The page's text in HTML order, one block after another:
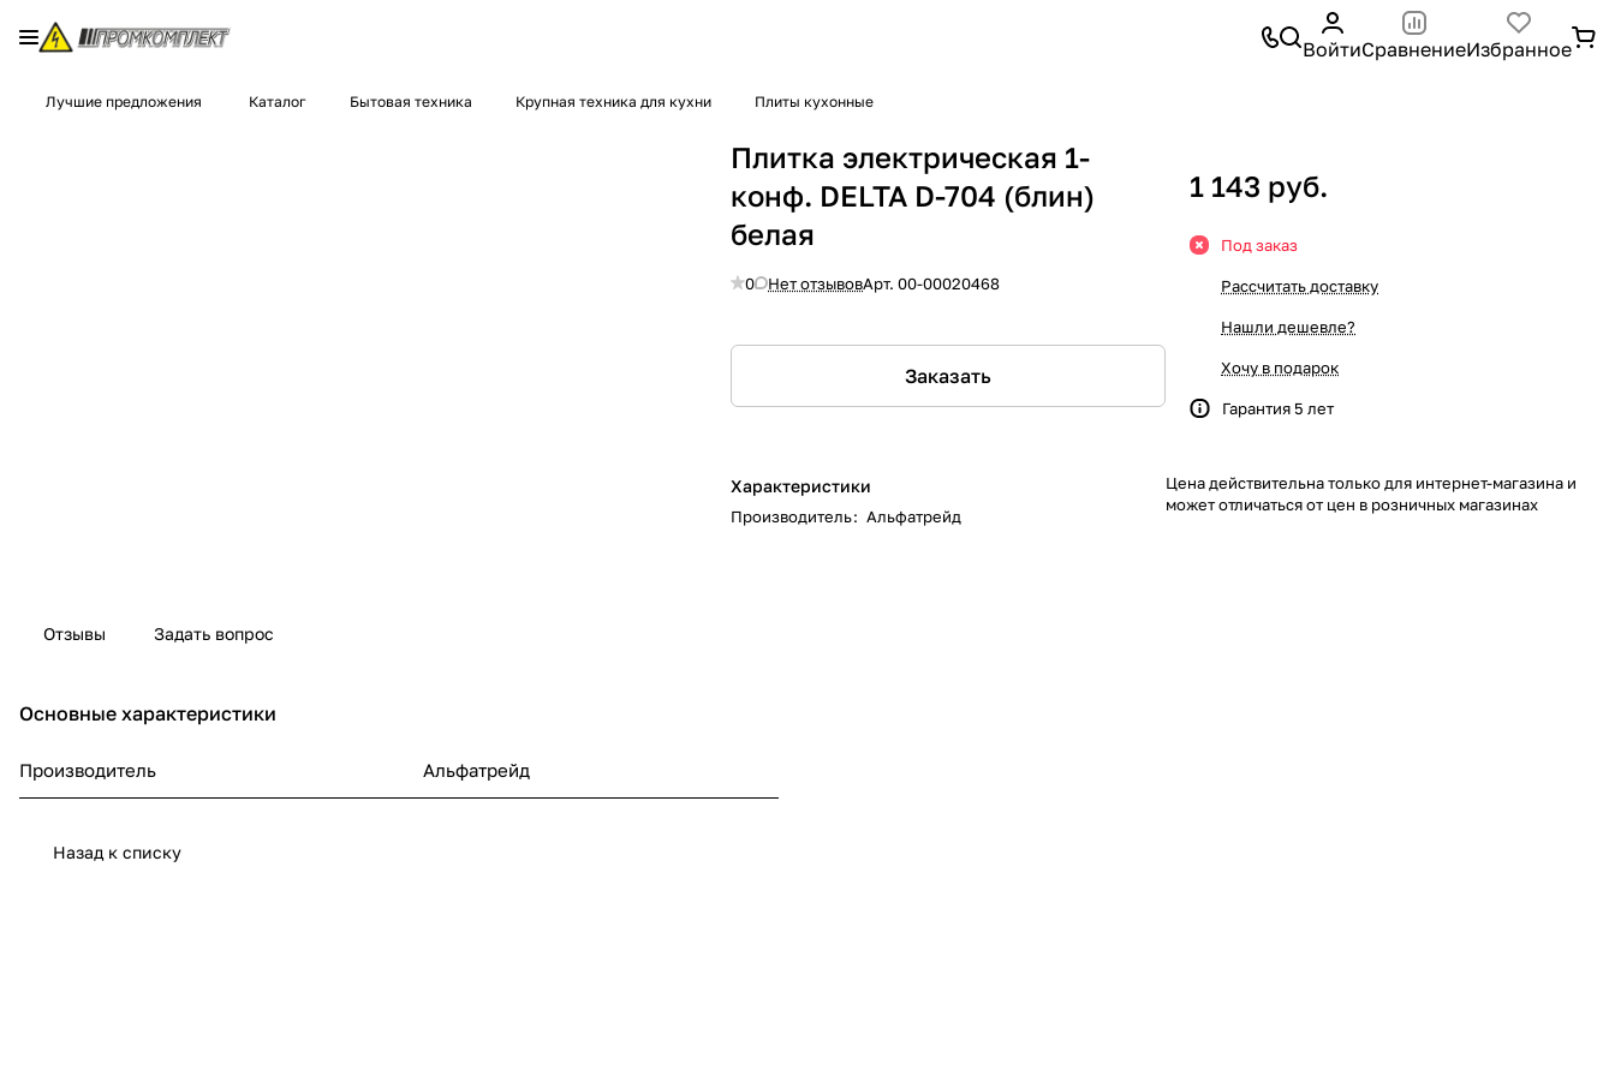
ВойтиСравнениеИзбранное
Лучшие предложения Каталог Бытовая техника Крупная техника для кухни Плиты кухонные
Плитка электрическая 1-
конф. DELTA D-704 (блин)
белая
0 Нет отзывовАрт. 00-00020468
Заказать
Характеристики
Производитель: Альфатрейд
1 143 руб.
Под заказ
Рассчитать доставку
Нашли дешевле?
Хочу в подарок
Гарантия 5 лет
Цена действительна только для интернет-магазина и
может отличаться от цен в розничных магазинах
Отзывы Задать вопрос
Основные характеристики
Производитель Альфатрейд
Назад к списку